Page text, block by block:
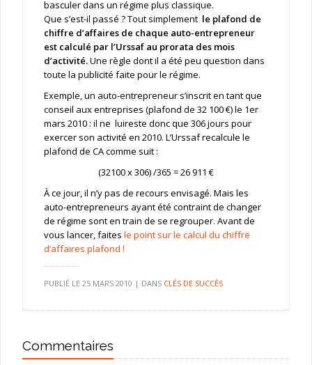
basculer dans un régime plus classique.
Que s’est-il passé ? Tout simplement le plafond de
chiffre d’affaires de chaque auto-entrepreneur
est calculé par l’Urssaf au prorata des mois
d’activité.Une règle dont il a été peu question dans
toute la publicité faite pour le régime.
Exemple, un auto-entrepreneur s’inscrit en tant que
conseil aux entreprises (plafond de 32 100 €) le 1er
mars 2010 : il ne luireste donc que 306 jours pour
exercer son activité en 2010. L’Urssaf recalcule le
plafond de CA comme suit :
(32100 x 306) /365 = 26 911 €
À ce jour, il n’y pas de recours envisagé. Mais les
auto-entrepreneurs ayant été contraint de changer
de régime sont en train de se regrouper. Avant de
vous lancer, faites le point sur le calcul du chiffre
d’affaires plafond !
PUBLIÉ LE 25 MARS 2010 | DANS CLÉS DE SUCCÈS
Commentaires